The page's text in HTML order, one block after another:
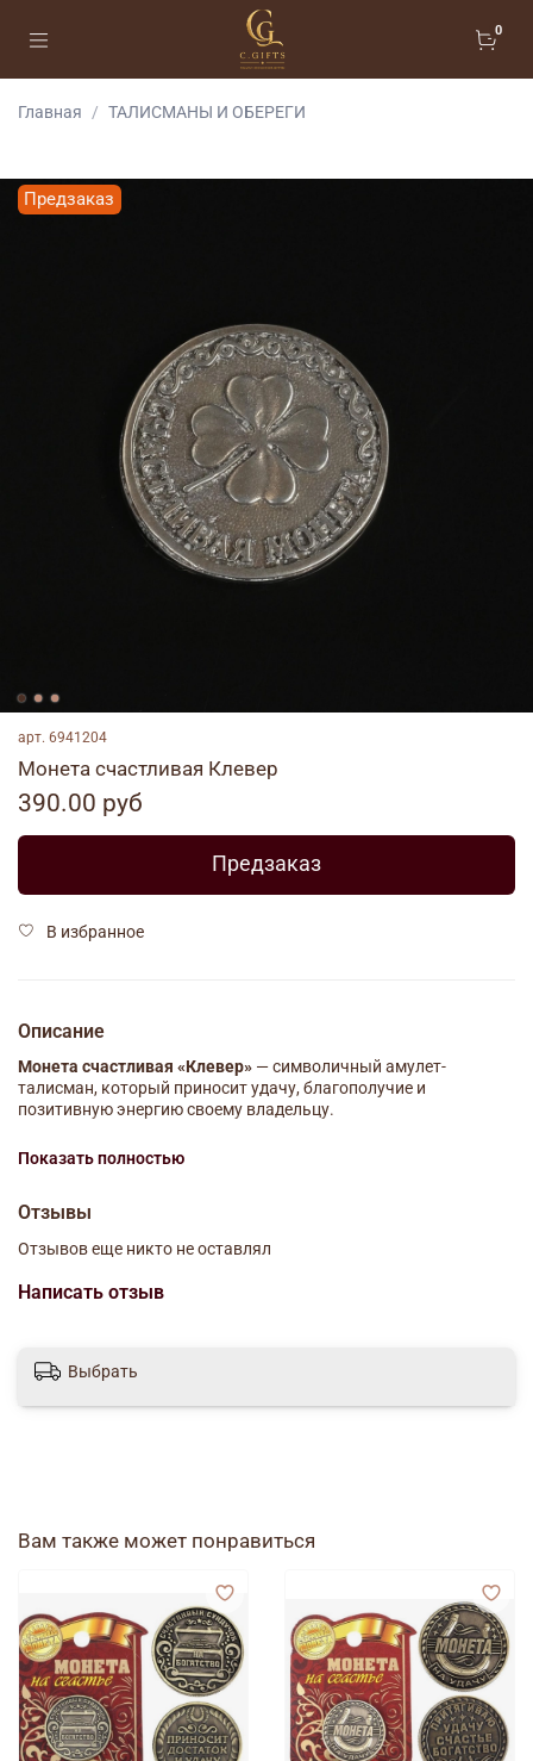
0
Главная ТАЛИСМАНЫ И ОБЕРЕГИ
Предзаказ
арт. 6941204
Монета счастливая Клевер
390.00 руб
Предзаказ
В избранное
Описание
Монета счастливая «Клевер» — символичный амулет-
талисман, который приносит удачу, благополучие и
позитивную энергию своему владельцу.
традиционного символа везения и счастья. Её можно
или рабочее пространство, чтобы привлекать в жизнь
см
Показать полностью
Отзывы
Отзывов еще никто не оставлял
Написать отзыв
Выбрать
Вам также может понравиться